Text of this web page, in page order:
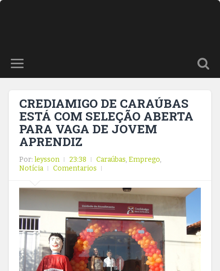
CREDIAMIGO DE CARAÚBAS
ESTÁ COM SELEÇÃO ABERTA
PARA VAGA DE JOVEM
APRENDIZ
Por: leysson 23:38 Caraúbas, Emprego,
Notícia
Comentarios